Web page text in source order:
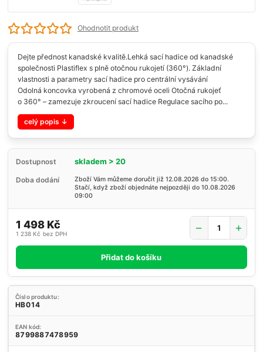
Ohodnotit produkt
Dejte přednost kanadské kvalitě.Lehká sací hadice od kanadské
společnosti Plastiflex s plně otočnou rukojetí (360°). Základní
vlastnosti a parametry sací hadice pro centrální vysávání
Odolná koncovka vyrobená z chromové oceli Otočná rukojeť
o 360° – zamezuje zkroucení sací hadice Regulace sacího po...
celý popis
Dostupnost skladem > 20
Doba dodání
Zboží Vám můžeme doručit již 12.08.2026 do 15:00.
Stačí, když zboží objednáte nejpozději do 10.08.2026
09:00
1 498 Kč
1 238 Kč bez DPH
Přidat do košíku
Číslo produktu:
HB014
EAN kód:
8799887478959